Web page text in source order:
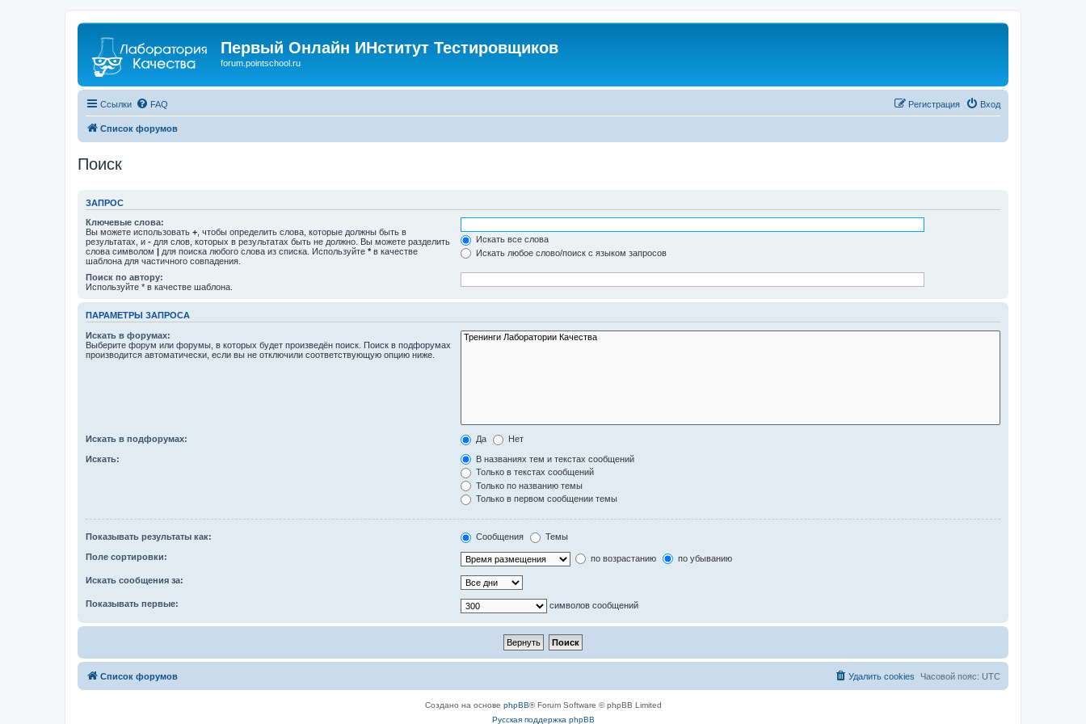
Первый Онлайн ИНститут Тестировщиков
forum.pointschool.ru
Ссылки FAQ Вход
Регистрация
Список форумов
Поиск
ЗАПРОС
Ключевые слова:
Вы можете использовать + , чтобы определить слова, которые должны быть в
результатах, и - для слов, которых в результатах быть не должно. Вы можете разделить
слова символом | для поиска любого слова из списка. Используйте * в качестве
шаблона для частичного совпадения.
Искать все слова
Искать любое слово/поиск с языком запросов
Поиск по автору:
Используйте * в качестве шаблона.
ПАРАМЕТРЫ ЗАПРОСА
Искать в форумах:
Выберите форум или форумы, в которых будет произведён поиск. Поиск в подфорумах
производится автоматически, если вы не отключили соответствующую опцию ниже.
Искать в подфорумах: Да Нет
Искать:
В названиях тем и текстах сообщений
Только в текстах сообщений
Только по названию темы
Только в первом сообщении темы
Показывать результаты как: Сообщения Темы
Поле сортировки: по возрастанию по убыванию
Искать сообщения за:
Показывать первые: символов сообщений
Список форумов Часовой пояс: UTC
Удалить cookies
Создано на основе phpBB® Forum Software © phpBB Limited
Русская поддержка phpBB